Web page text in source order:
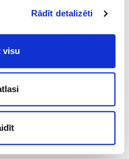
Rādīt detalizēti
visu